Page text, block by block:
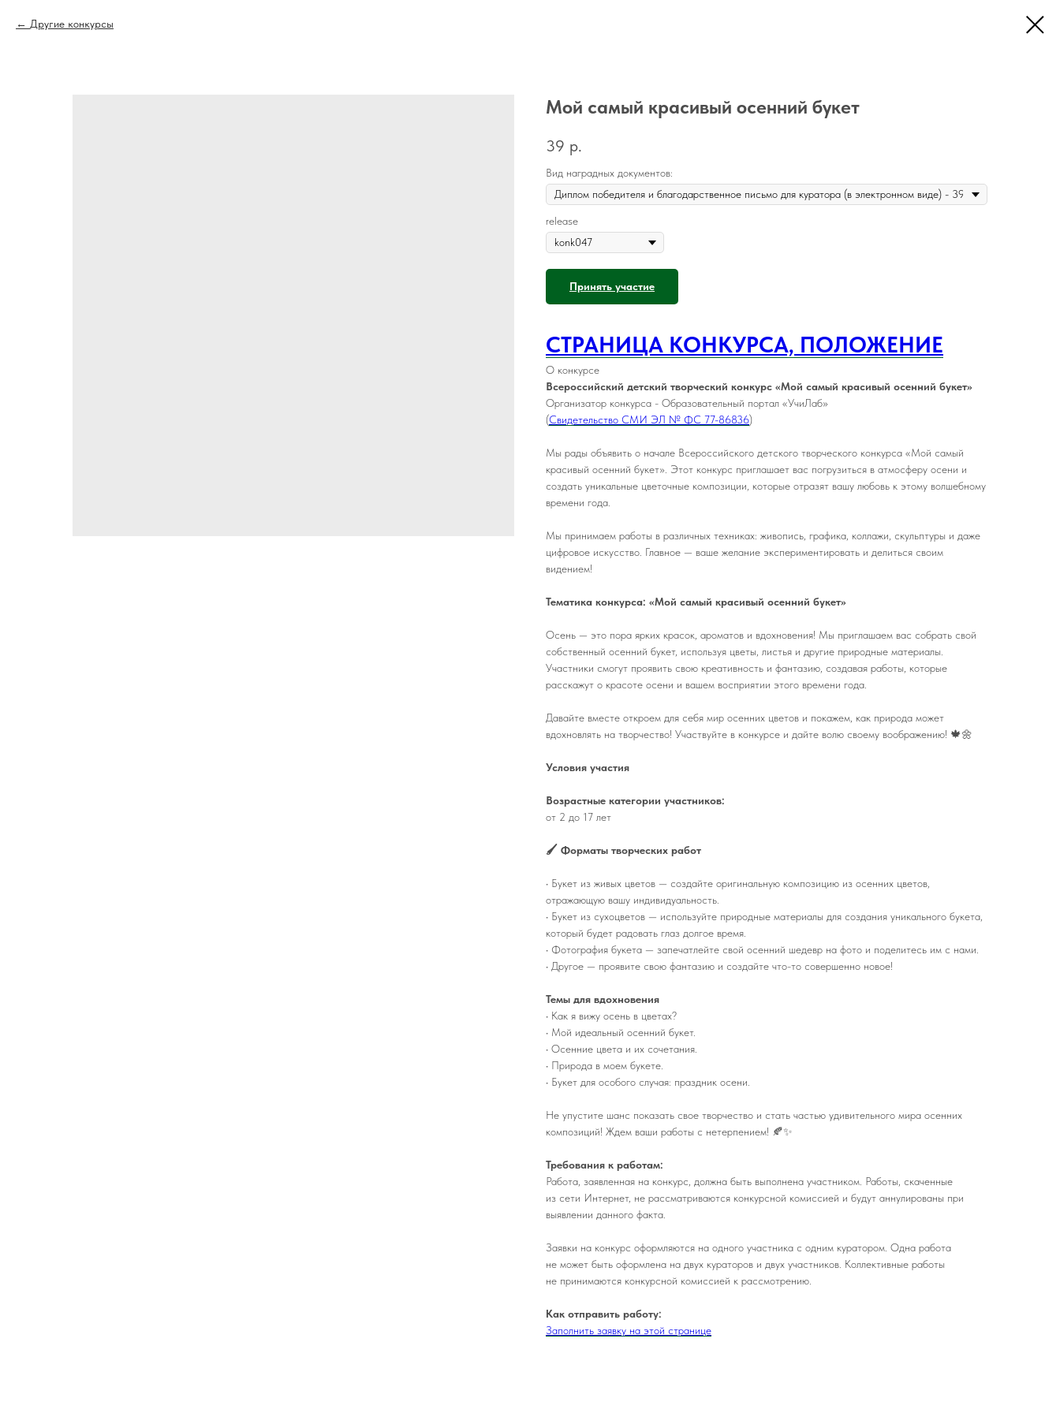
Другие конкурсы
Мой самый красивый осенний букет
39 р.
Вид наградных документов:
release
Принять участие
СТРАНИЦА КОНКУРСА, ПОЛОЖЕНИЕ
О конкурсе
Всероссийский детский творческий конкурс «Мой самый красивый осенний букет»
Организатор конкурса - Образовательный портал «УчиЛаб»
(Свидетельство СМИ ЭЛ № ФС 77-86836)
Мы рады объявить о начале Всероссийского детского творческого конкурса «Мой самый
красивый осенний букет». Этот конкурс приглашает вас погрузиться в атмосферу осени и
создать уникальные цветочные композиции, которые отразят вашу любовь к этому волшебному
времени года.
Мы принимаем работы в различных техниках: живопись, графика, коллажи, скульптуры и даже
цифровое искусство. Главное — ваше желание экспериментировать и делиться своим
видением!
Тематика конкурса: «Мой самый красивый осенний букет»
Осень — это пора ярких красок, ароматов и вдохновения! Мы приглашаем вас собрать свой
собственный осенний букет, используя цветы, листья и другие природные материалы.
Участники смогут проявить свою креативность и фантазию, создавая работы, которые
расскажут о красоте осени и вашем восприятии этого времени года.
Давайте вместе откроем для себя мир осенних цветов и покажем, как природа может
вдохновлять на творчество! Участвуйте в конкурсе и дайте волю своему воображению! 🍁🌼
Условия участия
Возрастные категории участников:
от 2 до 17 лет
🖌 Форматы творческих работ
• Букет из живых цветов — создайте оригинальную композицию из осенних цветов,
отражающую вашу индивидуальность.
• Букет из сухоцветов — используйте природные материалы для создания уникального букета,
который будет радовать глаз долгое время.
• Фотография букета — запечатлейте свой осенний шедевр на фото и поделитесь им с нами.
• Другое — проявите свою фантазию и создайте что-то совершенно новое!
Темы для вдохновения
• Как я вижу осень в цветах?
• Мой идеальный осенний букет.
• Осенние цвета и их сочетания.
• Природа в моем букете.
• Букет для особого случая: праздник осени.
Не упустите шанс показать свое творчество и стать частью удивительного мира осенних
композиций! Ждем ваши работы с нетерпением! 🍂✨
Требования к работам:
Работа, заявленная на конкурс, должна быть выполнена участником. Работы, скаченные
из сети Интернет, не рассматриваются конкурсной комиссией и будут аннулированы при
выявлении данного факта.
Заявки на конкурс оформляются на одного участника с одним куратором. Одна работа
не может быть оформлена на двух кураторов и двух участников. Коллективные работы
не принимаются конкурсной комиссией к рассмотрению.
Как отправить работу:
Заполнить заявку на этой странице